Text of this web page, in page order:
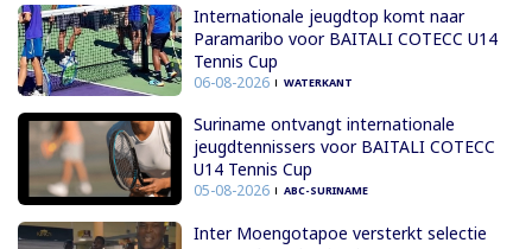
Internationale jeugdtop komt naar
Paramaribo voor BAITALI COTECC U14
Tennis Cup
06-08-2026 WATERKANT
Suriname ontvangt internationale
jeugdtennissers voor BAITALI COTECC
U14 Tennis Cup
05-08-2026 ABC-SURINAME
Inter Moengotapoe versterkt selectie